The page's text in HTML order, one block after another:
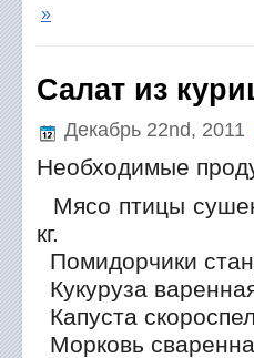
»
Салат из
Декабрь 22nd, 2011
Необходимые
Мясо птицы
кг.
Помидорчики
Кукуруза
Капуста
Морковь